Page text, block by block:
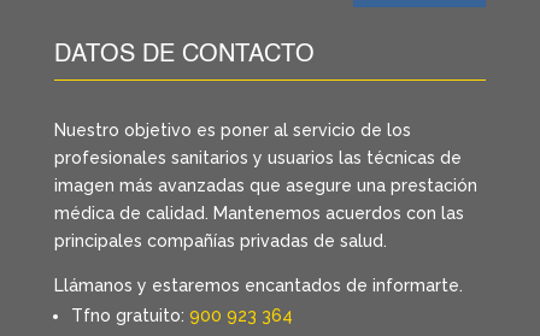
DATOS DE CONTACTO
Nuestro objetivo es poner al servicio de los
profesionales sanitarios y usuarios las técnicas de
imagen más avanzadas que asegure una prestación
médica de calidad. Mantenemos acuerdos con las
principales compañías privadas de salud.
Llámanos y estaremos encantados de informarte.
Tfno gratuito: 900 923 364